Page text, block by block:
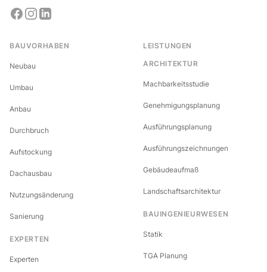
BAUVORHABEN
Neubau
Umbau
Anbau
Durchbruch
Aufstockung
Dachausbau
Nutzungsänderung
Sanierung
EXPERTEN
Experten
LEISTUNGEN
ARCHITEKTUR
Machbarkeitsstudie
Genehmigungsplanung
Ausführungsplanung
Ausführungszeichnungen
Gebäudeaufmaß
Landschaftsarchitektur
BAUINGENIEURWESEN
Statik
TGA Planung